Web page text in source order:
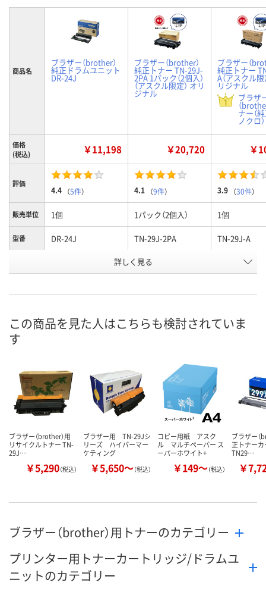
商品名
ブラザー（brother）
純正ドラムユニット
DR-24J
ブラザー（brother）
純正トナー TN-29J-
2PA 1パック（2個入）
（アスクル限定） オリ
ジナル
ブラザー（
純正トナー
A（アスクル限
リジナル
ブラザ
（
ナー（
ノクロ
価格
(税込)
￥11,198 ￥20,720 ￥
評価
4.4 （5件） 4.1 （9件） 3.9 （30件）
販売単位 1個 1パック（2個入） 1個
型番 DR-24J TN-29J-2PA TN-29J-A
純正
在庫 あり あり あり
数量
カゴへ
数量
カゴへ カ
詳しく見る
この商品を見た人はこちらも検討されていま
す
ブラザー（brother）用
リサイクルトナー TN-
29J…
￥5,290（税込）
ブラザー用 TN-29Jシ
リーズ ハイパーマー
ケティング
￥5,650～（税込）
コピー用紙 アスク
ル マルチペーパー ス
ーパーホワイト+
￥149～（税込）
ブラザー（
正トナー
TN29…
￥
ブラザー（brother）用トナーのカテゴリー
プリンター用トナーカートリッジ/ドラムユ
ニットのカテゴリー